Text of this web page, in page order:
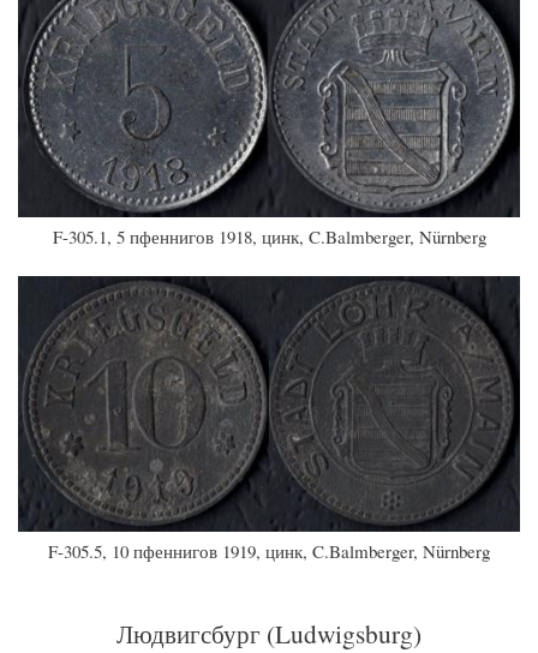
F-305.1, 5 пфеннигов 1918, цинк, C.Balmberger, Nürnberg
F-305.5, 10 пфеннигов 1919, цинк, C.Balmberger, Nürnberg
Людвигсбург (Ludwigsburg)